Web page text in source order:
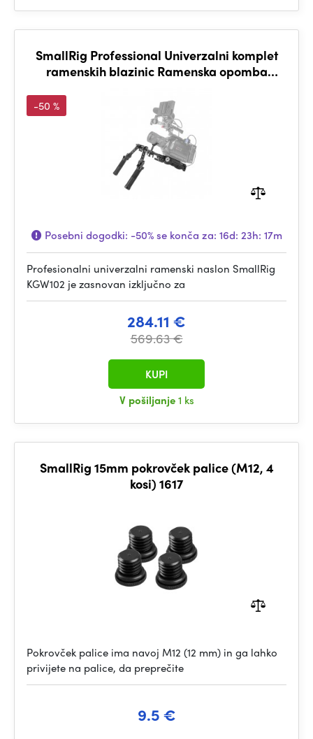
SmallRig Professional Univerzalni komplet
ramenskih blazinic Ramenska opomba
-50 %
Posebni dogodki: -50%se konča za: 16d: 23h: 17m
Profesionalni univerzalni ramenski naslon SmallRig
KGW102 je zasnovan izključno za
284.11 €
569.63 €
V pošiljanje1 ks
KUPI
SmallRig 15mm pokrovček palice (M12, 4
kosi) 1617
Pokrovček palice ima navoj M12 (12 mm) in ga lahko
privijete na palice, da preprečite
9.5 €